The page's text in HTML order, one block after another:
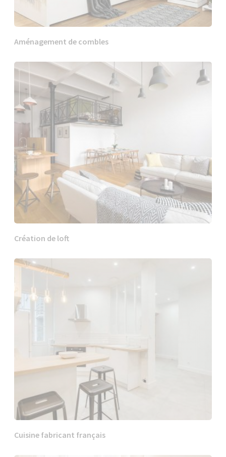
Aménagement de combles
Création de loft
Cuisine fabricant français